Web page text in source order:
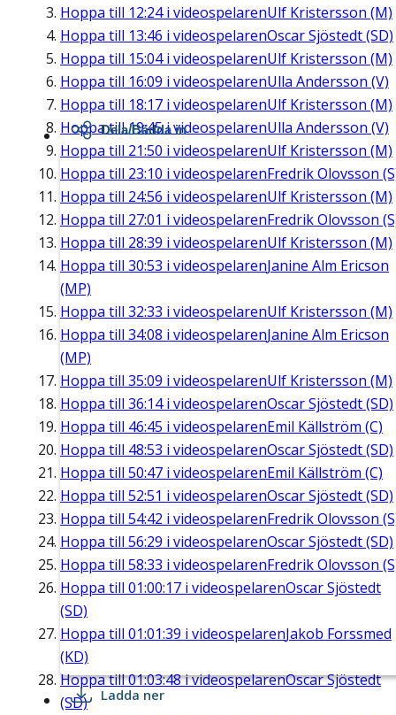
Hoppa till 12:24i videospelarenUlf Kristersson (M)
Hoppa till 13:46 i videospelarenOscar Sjöstedt (SD)
Hoppa till 15:04i videospelarenUlf Kristersson (M)
Hoppa till 16:09 i videospelarenUlla Andersson (V)
Hoppa till 18:17 i videospelarenUlf Kristersson (M)
Hoppa till19:45i videospelarenUlla Andersson (V)
Hoppa till 21:50 i videospelarenUlf Kristersson (M)
Hoppa till 23:10 i videospelarenFredrik Olovsson
Hoppa till 24:56 i videospelarenUlf Kristersson (M)
Hoppa till 27:01 i videospelarenFredrik Olovsson
Hoppa till 28:39 i videospelarenUlf Kristersson (M)
Hoppa till 30:53 i videospelarenJanine Alm Ericson
(MP)
Hoppa till 32:33 i videospelarenUlf Kristersson (M)
Hoppa till 34:08 i videospelarenJanine Alm Ericson
(MP)
Hoppa till 35:09 i videospelarenUlf Kristersson (M)
Hoppa till 36:14i videospelarenOscar Sjöstedt (SD)
Hoppa till 46:45 i videospelarenEmil Källström (C)
Hoppa till 48:53 i videospelarenOscar Sjöstedt (SD)
Hoppa till 50:47 i videospelarenEmil Källström (C)
Hoppa till 52:51 i videospelarenOscar Sjöstedt (SD)
Hoppa till 54:42 i videospelarenFredrik Olovsson
Hoppa till 56:29 i videospelarenOscar Sjöstedt (SD)
Hoppa till 58:33 i videospelarenFredrik Olovsson
Hoppa till 01:00:17 i videospelarenOscar Sjöstedt
(SD)
Hoppa till 01:01:39 i videospelarenJakob Forssmed
(KD)
Hoppa till01:03:48i videospelarenOscar Sjöstedt
(SD)
Dela/Bädda in
Ladda ner